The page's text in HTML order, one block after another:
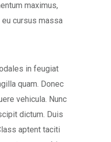
maximus,
cursus massa
in feugiat
quam. Donec
vehicula. Nunc
dictum. Duis
aptent taciti